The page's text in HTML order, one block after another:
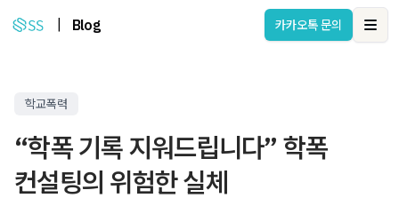
Blog 카카오톡 문의
학교폭력
“학폭 기록 지워드립니다” 학폭
컨설팅의 위험한 실체